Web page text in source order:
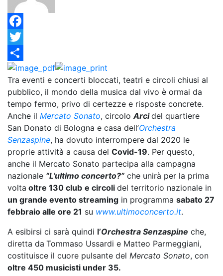
Facebook
Twitter
Condividi
Tra eventi e concerti bloccati, teatri e circoli chiusi al
pubblico, il mondo della musica dal vivo è ormai da
tempo fermo, privo di certezze e risposte concrete.
Anche il Mercato Sonato, circolo Arci del quartiere
San Donato di Bologna e casa dell’Orchestra
Senzaspine, ha dovuto interrompere dal 2020 le
proprie attività a causa del Covid-19. Per questo,
anche il Mercato Sonato partecipa alla campagna
nazionale “L’ultimo concerto?” che unirà per la prima
volta oltre 130 club e circoli del territorio nazionale in
un grande evento streaming in programma sabato 27
febbraio alle ore 21 su www.ultimoconcerto.it.
A esibirsi ci sarà quindi l’Orchestra Senzaspine che,
diretta da Tommaso Ussardi e Matteo Parmeggiani,
costituisce il cuore pulsante del Mercato Sonato, con
oltre 450 musicisti under 35.